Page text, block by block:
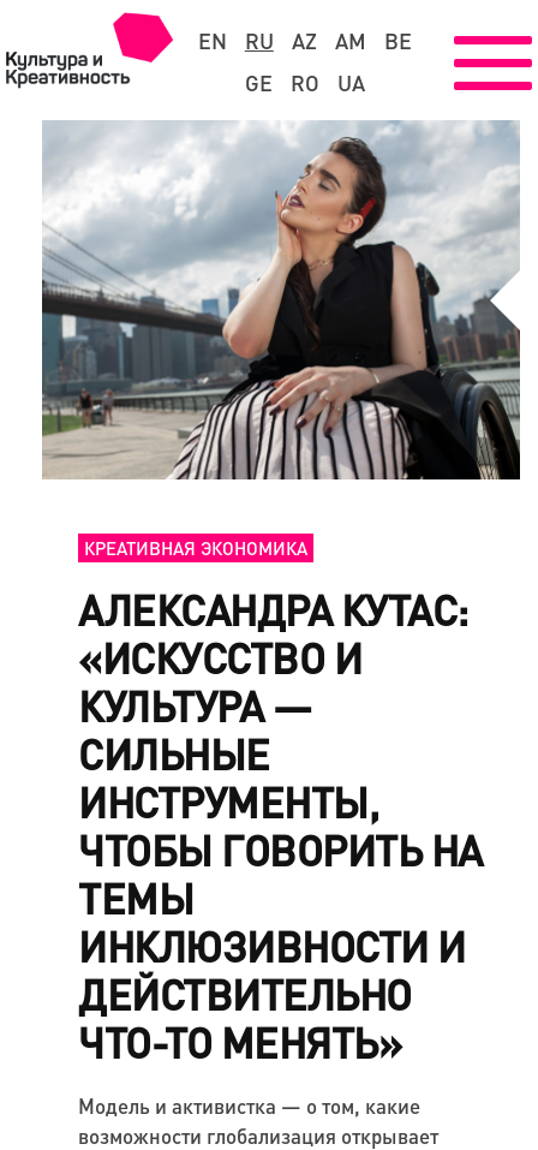
EN RU AZ AM
BE
GE
RO UA
КРЕАТИВНАЯ ЭКОНОМИКА
АЛЕКСАНДРА КУТАС:
«ИСКУССТВО И
КУЛЬТУРА —
СИЛЬНЫЕ
ИНСТРУМЕНТЫ,
ЧТОБЫ ГОВОРИТЬ НА
ТЕМЫ
ИНКЛЮЗИВНОСТИ И
ДЕЙСТВИТЕЛЬНО
ЧТО-ТО МЕНЯТЬ»
Модель и активистка — о том, какие
возможности глобализация открывает